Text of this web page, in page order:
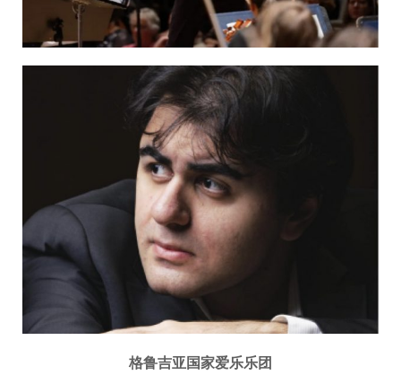
格鲁吉亚国家爱乐乐团